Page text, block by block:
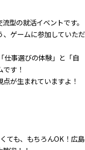
型の就活イベントです。
、ゲームに参加していただ
仕事選びの体験」と「自
す！
点が生まれていますよ！
ても、もちろんOK！広島